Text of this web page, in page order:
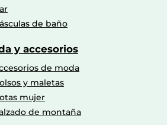
de baño
y accesorios
de moda
y maletas
mujer
de montaña